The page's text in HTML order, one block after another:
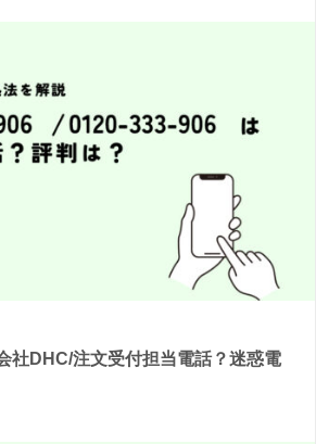
社DHC/注文受付担当電話？迷惑電